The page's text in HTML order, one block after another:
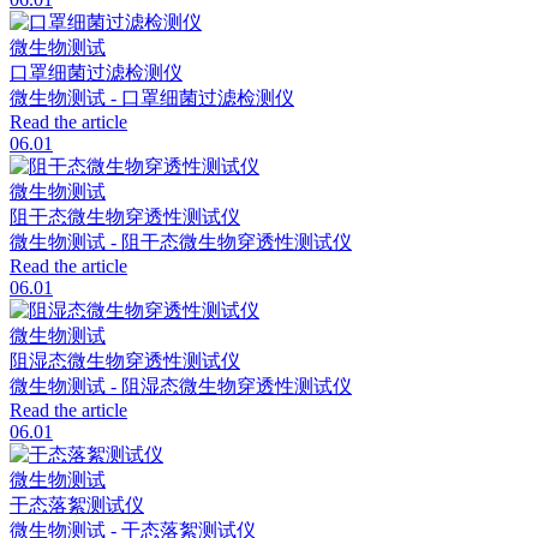
微生物测试
口罩细菌过滤检测仪
微生物测试 - 口罩细菌过滤检测仪
Read the article
06.01
微生物测试
阻干态微生物穿透性测试仪
微生物测试 - 阻干态微生物穿透性测试仪
Read the article
06.01
微生物测试
阻湿态微生物穿透性测试仪
微生物测试 - 阻湿态微生物穿透性测试仪
Read the article
06.01
微生物测试
干态落絮测试仪
微生物测试 - 干态落絮测试仪